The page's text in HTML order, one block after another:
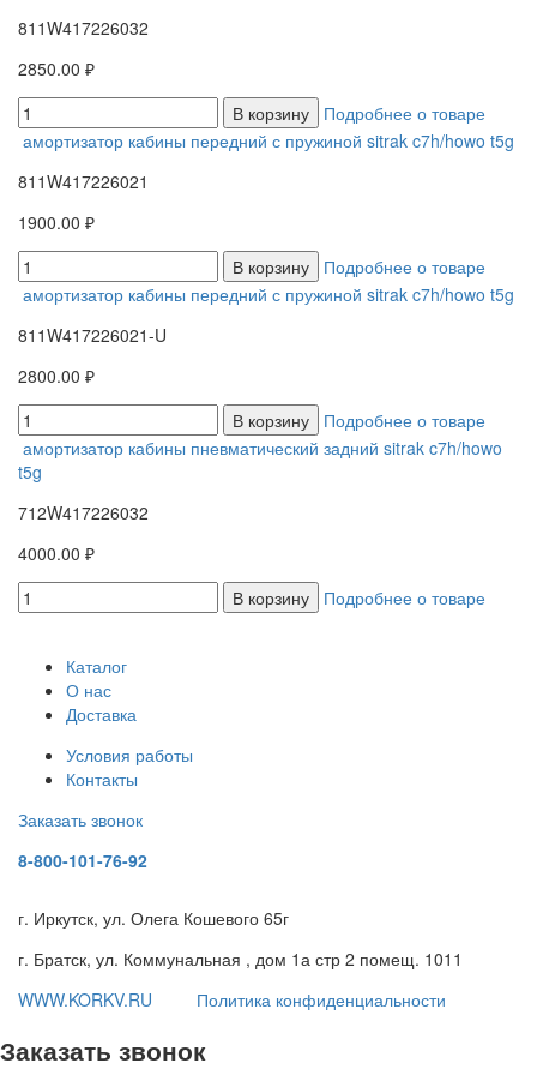
811W417226032
2850.00 ₽
В корзину
Подробнее о товаре
амортизатор кабины передний с пружиной sitrak c7h/howo t5g
811W417226021
1900.00 ₽
В корзину
Подробнее о товаре
амортизатор кабины передний с пружиной sitrak c7h/howo t5g
811W417226021-U
2800.00 ₽
В корзину
Подробнее о товаре
амортизатор кабины пневматический задний sitrak c7h/howo
t5g
712W417226032
4000.00 ₽
В корзину
Подробнее о товаре
Каталог
О нас
Доставка
Условия работы
Контакты
Заказать звонок
8-800-101-76-92
г. Иркутск, ул. Олега Кошевого 65г
г. Братск, ул. Коммунальная , дом 1а стр 2 помещ. 1011
WWW.KORKV.RU
Политика конфиденциальности
Заказать звонок